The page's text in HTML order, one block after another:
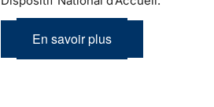
En savoir plus